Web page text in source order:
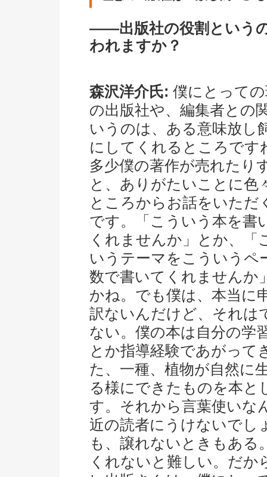
――出版社の役割という
われますか？
森沢洋介氏: 僕にとって
の出版社や、編集者との
いうのは、ある意味放し
にしてくれるところです
多少僕の著作が売れたり
と、ありがたいことに色
ところからお話をいただ
です。「こういう本を書
くれませんか」とか、「
いうテーマをこういうペ
数で書いてくれませんか
かね。でも僕は、本当に
訳ないんだけど、それは
ない。僕の本は自分の学
とか指導経験であがって
た、一種、植物が自然に
る様にできたものを本と
す。それから言葉使いな
近の読者にうけないでし
も、譲れないときもある
くれないと難しい。だか